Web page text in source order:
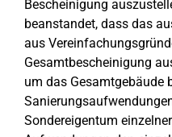
Bescheinigung
beanstandet, dass das
aus
Gesamtbescheinigung
um das Gesamtgebäude
Sondereigentum